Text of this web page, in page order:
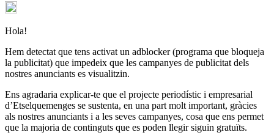
Hola!
Hem detectat que tens activat un adblocker (programa que bloqueja
la publicitat) que impedeix que les campanyes de publicitat dels
nostres anunciants es visualitzin.
Ens agradaria explicar-te que el projecte periodístic i empresarial
d’Etselquemenges se sustenta, en una part molt important, gràcies
als nostres anunciants i a les seves campanyes, cosa que ens permet
que la majoria de continguts que es poden llegir siguin gratuïts.